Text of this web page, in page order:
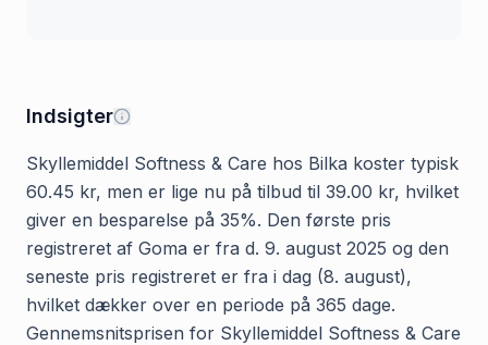
Indsigter
Skyllemiddel Softness & Care hos Bilka koster typisk
60.45 kr, men er lige nu på tilbud til 39.00 kr, hvilket
giver en besparelse på 35%. Den første pris
registreret af Goma er fra d. 9. august 2025 og den
seneste pris registreret er fra i dag (8. august),
hvilket dækker over en periode på 365 dage.
Gennemsnitsprisen for Skyllemiddel Softness & Care